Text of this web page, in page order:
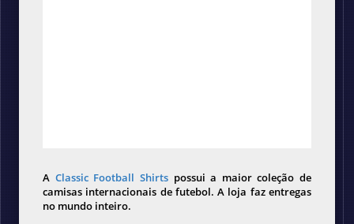
A Classic Football Shirts possui a maior coleção de
camisas internacionais de futebol. A loja faz entregas
no mundo inteiro.